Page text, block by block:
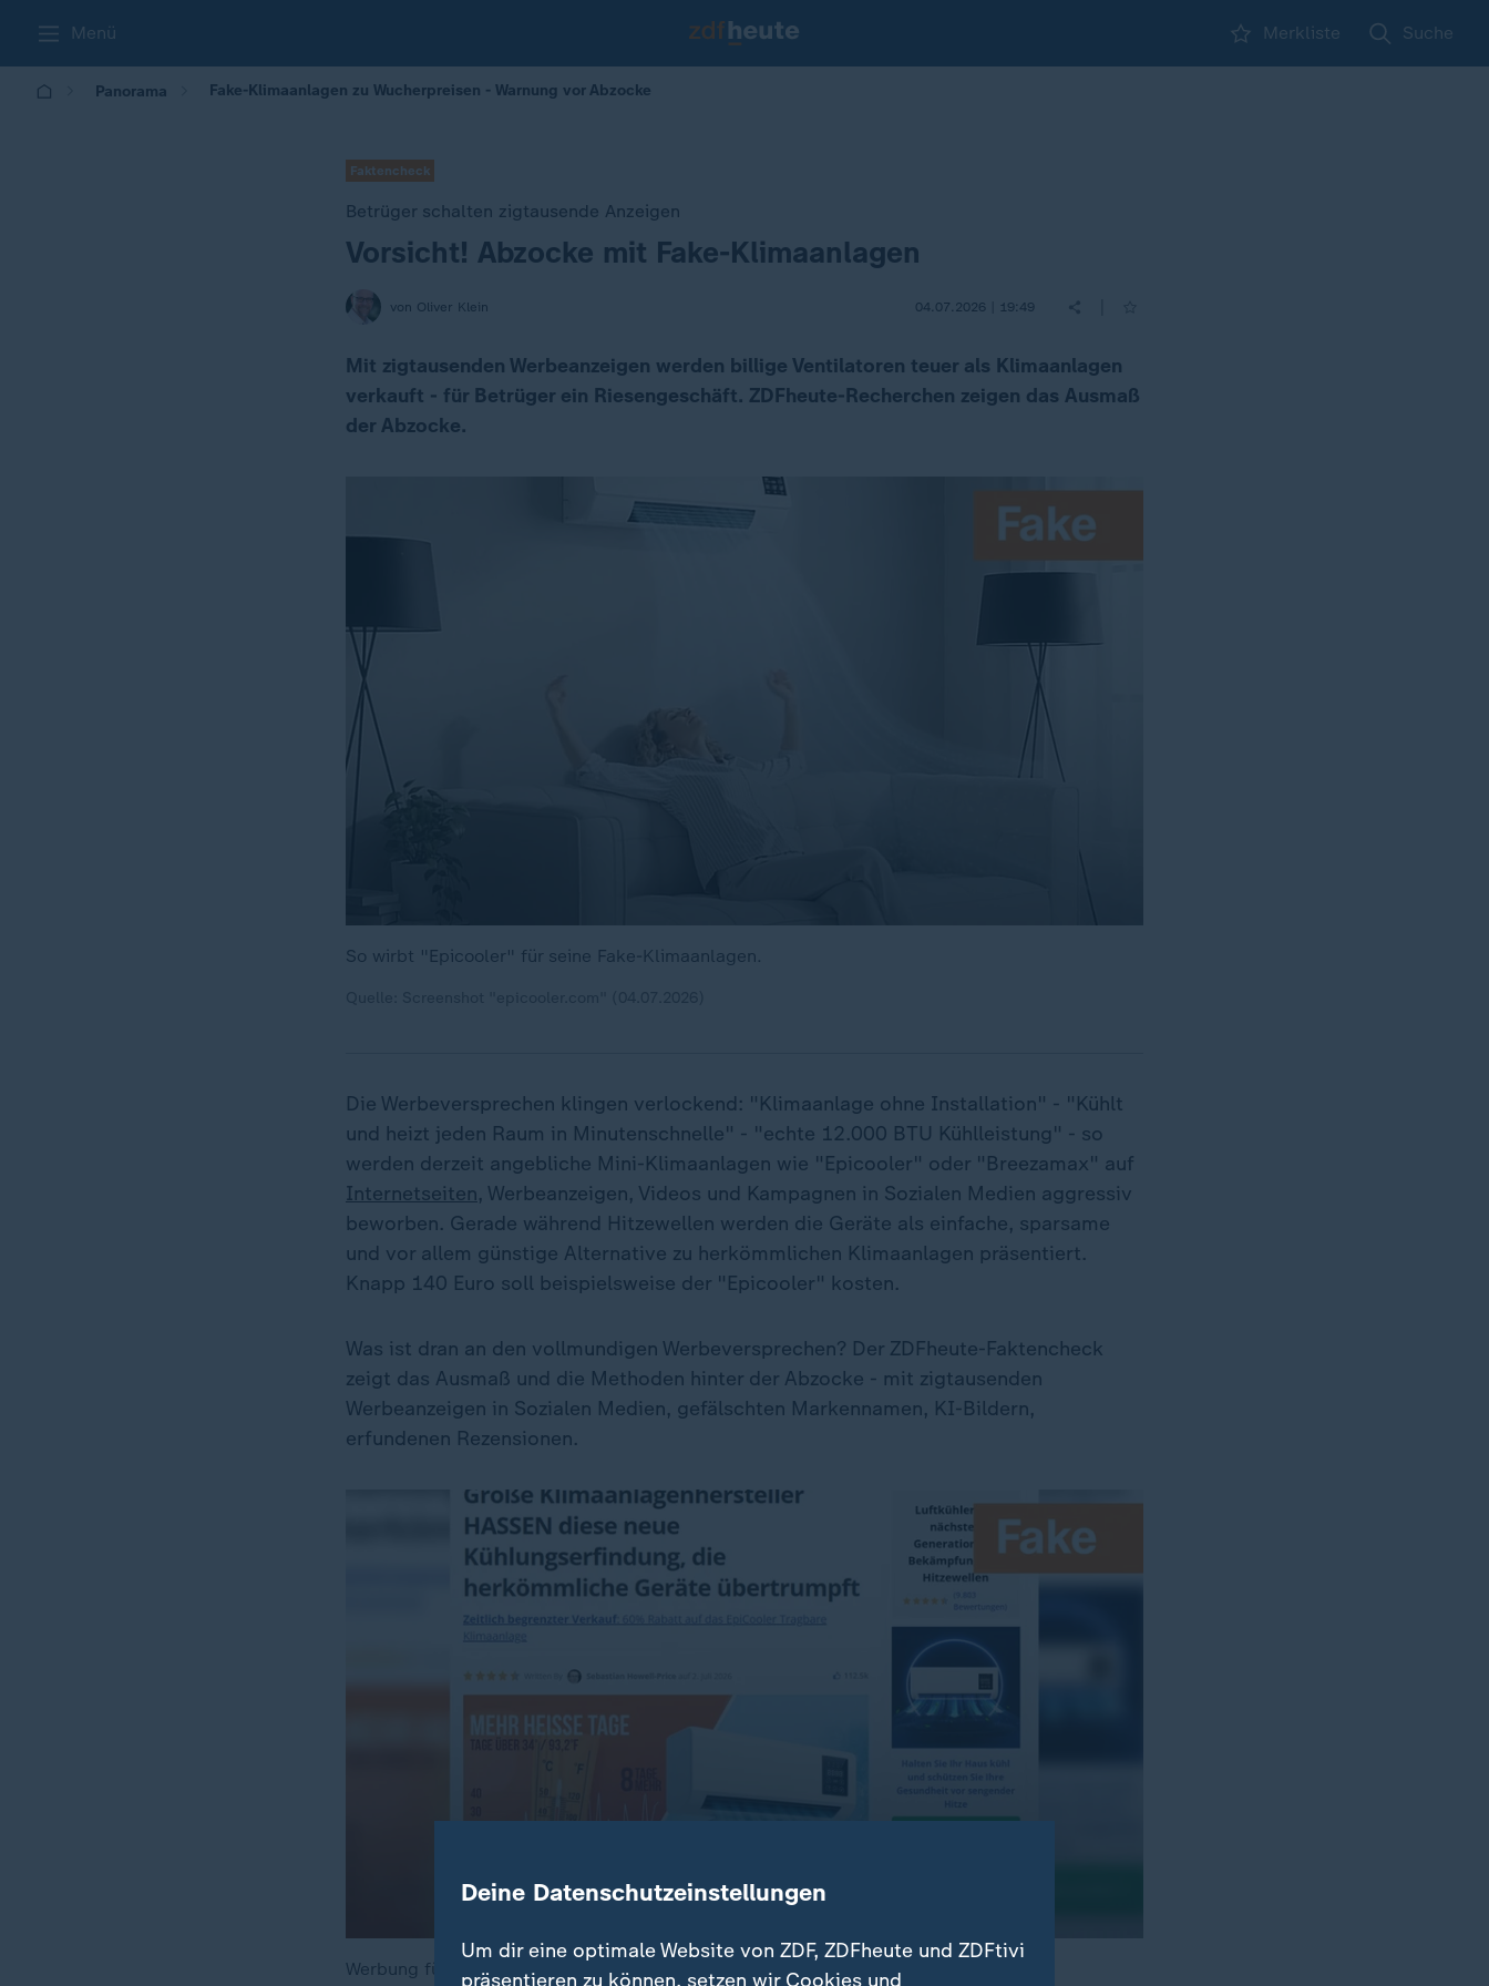
Menü Merkliste Suche
Panorama Fake-Klimaanlagen zu Wucherpreisen - Warnung vor Abzocke
Faktencheck
Betrüger schalten zigtausende Anzeigen
:
Vorsicht! Abzocke mit Fake-Klimaanlagen
von Oliver Klein 04.07.2026 | 19:49
Mit zigtausenden Werbeanzeigen werden billige Ventilatoren teuer als Klimaanlagen
verkauft - für Betrüger ein Riesengeschäft. ZDFheute-Recherchen zeigen das Ausmaß
der Abzocke.
So wirbt "Epicooler" für seine Fake-Klimaanlagen.
Die Werbeversprechen klingen verlockend: "Klimaanlage ohne Installation" - "Kühlt
und heizt jeden Raum in Minutenschnelle" - "echte 12.000 BTU Kühlleistung" - so
werden derzeit angebliche Mini-Klimaanlagen wie "Epicooler" oder "Breezamax" auf
Internetseiten, Werbeanzeigen, Videos und Kampagnen in Sozialen Medien aggressiv
beworben. Gerade während Hitzewellen werden die Geräte als einfache, sparsame
und vor allem günstige Alternative zu herkömmlichen Klimaanlagen präsentiert.
Knapp 140 Euro soll beispielsweise der "Epicooler" kosten.
Was ist dran an den vollmundigen Werbeversprechen? Der ZDFheute-Faktencheck
zeigt das Ausmaß und die Methoden hinter der Abzocke - mit zigtausenden
Werbeanzeigen in Sozialen Medien, gefälschten Markennamen, KI-Bildern,
erfundenen Rezensionen.
Werbung für angebliche Klimaanlagen - KI-Bilder und Fake-Rezensionen inklusive.
Deine Datenschutzeinstellungen
Um dir eine optimale Website von ZDF, ZDFheute und ZDFtivi
präsentieren zu können, setzen wir Cookies und